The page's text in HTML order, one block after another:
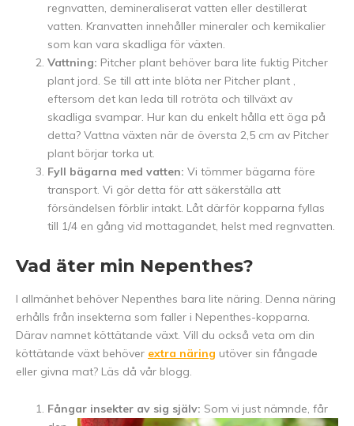
regnvatten, demineraliserat vatten eller destillerat
vatten. Kranvatten innehåller mineraler och kemikalier
som kan vara skadliga för växten.
Vattning: Pitcher plant behöver bara lite fuktig Pitcher
plant jord. Se till att inte blöta ner Pitcher plant ,
eftersom det kan leda till rotröta och tillväxt av
skadliga svampar. Hur kan du enkelt hålla ett öga på
detta? Vattna växten när de översta 2,5 cm av Pitcher
plant börjar torka ut.
Fyll bägarna med vatten: Vi tömmer bägarna före
transport. Vi gör detta för att säkerställa att
försändelsen förblir intakt. Låt därför kopparna fyllas
till 1/4 en gång vid mottagandet, helst med regnvatten.
Vad äter min Nepenthes?
I allmänhet behöver Nepenthes bara lite näring. Denna näring
erhålls från insekterna som faller i Nepenthes-kopparna.
Därav namnet köttätande växt. Vill du också veta om din
köttätande växt behöver extra näring utöver sin fångade
eller givna mat? Läs då vår blogg.
Fångar insekter av sig själv: Som vi just nämnde, får